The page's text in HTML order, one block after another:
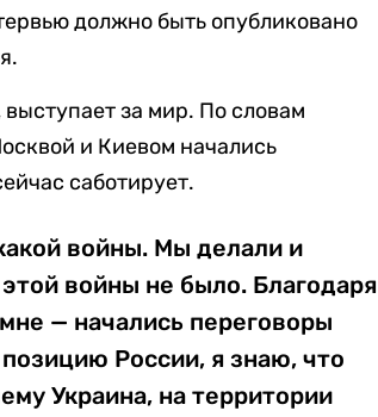
должно быть опубликовано
за мир. По словам
и Киевом начались
саботирует.
войны. Мы делали и
войны не было. Благодаря
— начались переговоры
России, я знаю, что
Украина, на территории